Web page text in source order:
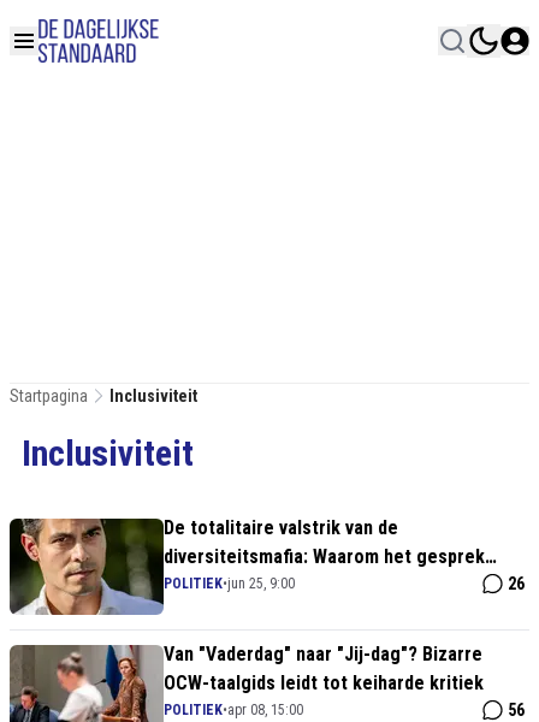
Startpagina Inclusiviteit
Inclusiviteit
De totalitaire valstrik van de
diversiteitsmafia: Waarom het gesprek
tussen Jetten en Baldewsingh op felle
POLITIEK•jun 25, 9:00 26
Van "Vaderdag" naar "Jij-dag"? Bizarre
OCW-taalgids leidt tot keiharde kritiek
POLITIEK•apr 08, 15:00 56